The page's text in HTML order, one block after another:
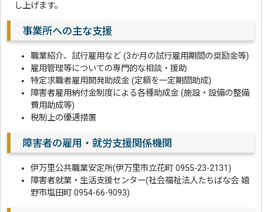
し上げます。
事業所への主な支援
職業紹介、試行雇用など (3か月の試行雇用期間の奨励金等)
雇用管理等についての専門的な相談・援助
特定求職者雇用開発助成金 (定額を一定期間助成)
障害者雇用納付金制度による各種助成金 (施設・設備の整備
費用助成等)
税制上の優遇措置
障害者の雇用・就労支援関係機関
伊万里公共職業安定所(伊万里市立花町 0955-23-2131)
障害者就業・生活支援センター(社会福祉法人たちばな会 嬉
野市塩田町 0954-66-9093)